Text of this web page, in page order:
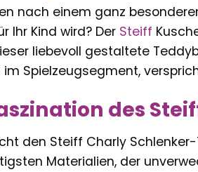
nach einem ganz
Ihr Kind wird? Der Steiff
liebevoll gestaltete
im Spielzeugsegment,
des
den Steiff Charly
Materialien, der